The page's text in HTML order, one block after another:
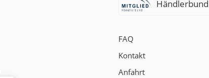
Händlerbund
FAQ
Kontakt
Anfahrt